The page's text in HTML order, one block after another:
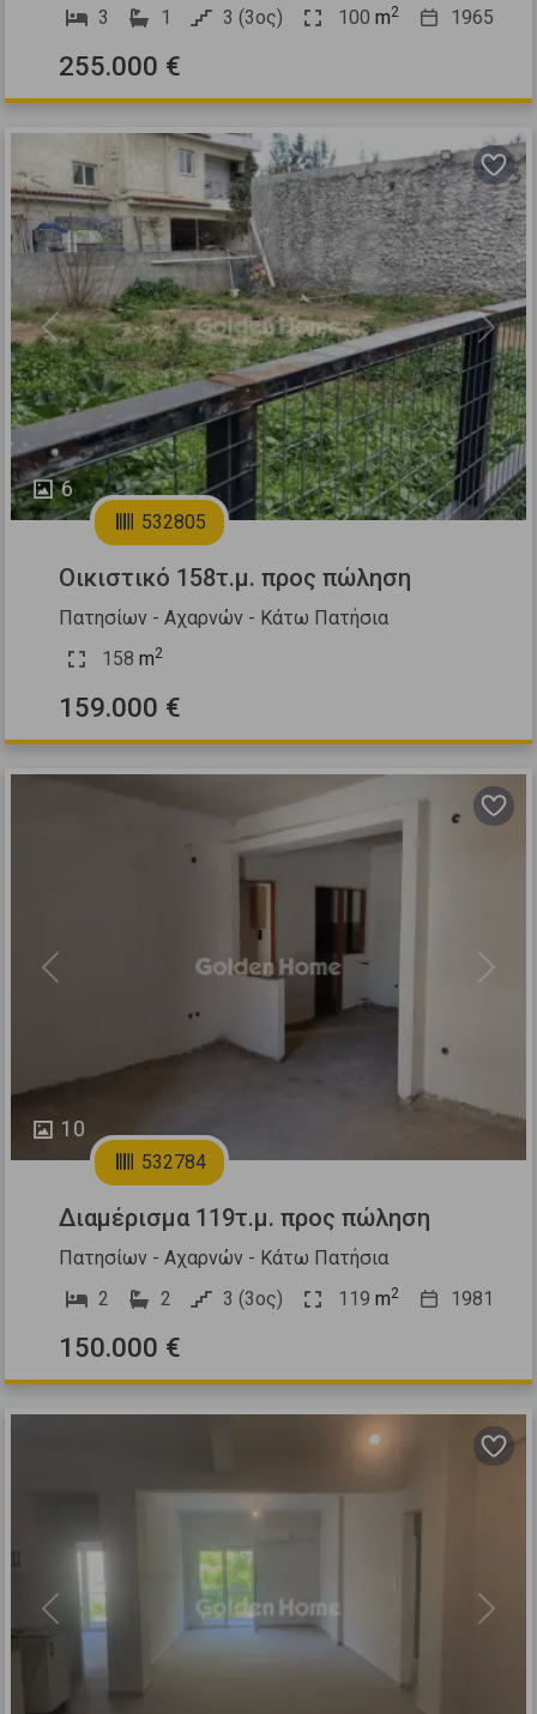
3 1 3 (3ος) 100 m2 1965
255.000 €
6
Previous Next
532805
Οικιστικό 158τ.μ. προς πώληση
Πατησίων - Αχαρνών - Κάτω Πατήσια
158 m2
159.000 €
10
Previous Next
532784
Διαμέρισμα 119τ.μ. προς πώληση
Πατησίων - Αχαρνών - Κάτω Πατήσια
2
2 3 (3ος) 119 m2 1981
150.000 €
Previous Next